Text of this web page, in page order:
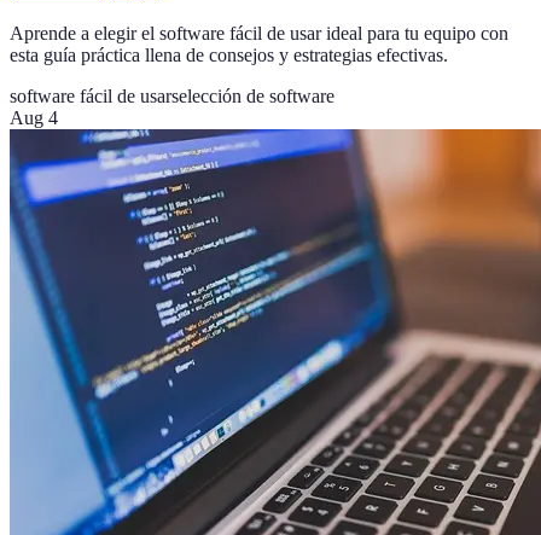
Aprende a elegir el software fácil de usar ideal para tu equipo con
esta guía práctica llena de consejos y estrategias efectivas.
software fácil de usarselección de software
Aug 4